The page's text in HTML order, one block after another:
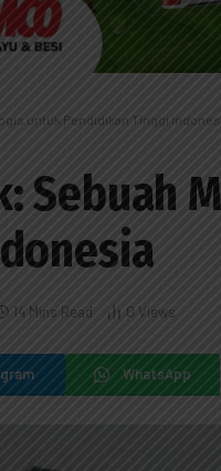
untuk Pendidikan Tinggi
Sebuah
14 Mins Read 0 Views
WhatsApp